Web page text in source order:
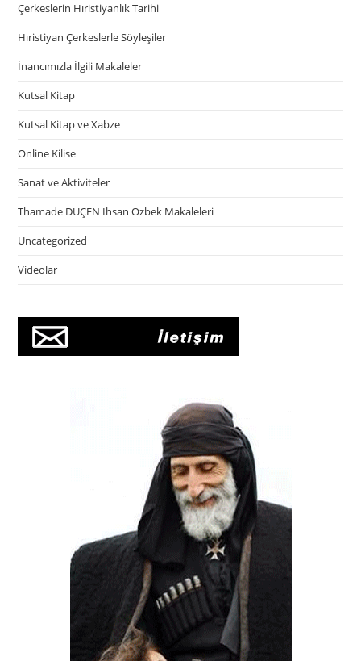
Çerkeslerin Hıristiyanlık Tarihi
Hıristiyan Çerkeslerle Söyleşiler
İnancımızla İlgili Makaleler
Kutsal Kitap
Kutsal Kitap ve Xabze
Online Kilise
Sanat ve Aktiviteler
Thamade DUÇEN İhsan Özbek Makaleleri
Uncategorized
Videolar